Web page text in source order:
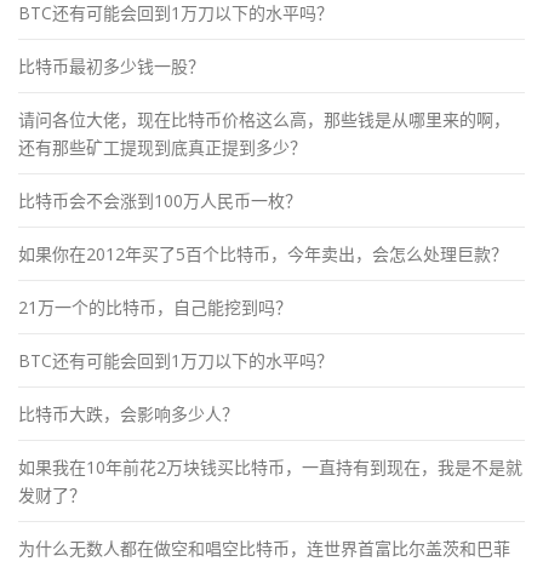
BTC还有可能会回到1万刀以下的水平吗？
比特币最初多少钱一股？
请问各位大佬，现在比特币价格这么高，那些钱是从哪里来的啊，
还有那些矿工提现到底真正提到多少？
比特币会不会涨到100万人民币一枚？
如果你在2012年买了5百个比特币，今年卖出，会怎么处理巨款？
21万一个的比特币，自己能挖到吗？
BTC还有可能会回到1万刀以下的水平吗？
比特币大跌，会影响多少人？
如果我在10年前花2万块钱买比特币，一直持有到现在，我是不是就
发财了？
为什么无数人都在做空和唱空比特币，连世界首富比尔盖茨和巴菲